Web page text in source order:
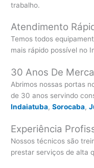
trabalho.
Atendimento
Temos todos
mais rápido possível no
30 Anos De
Abrimos nossas portas
de 30 anos servindo
Indaiatuba,Sorocaba,
Experiência
Nossos técnicos são
prestar serviços de alta